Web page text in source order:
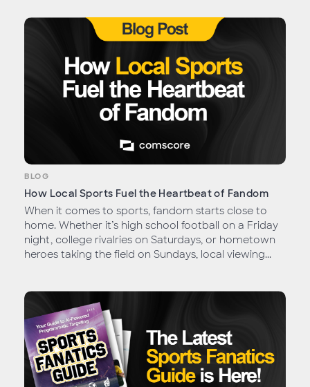
BLOG
How Local Sports Fuel the Heartbeat of Fandom
When it comes to sports, fandom starts close to
home. Whether it’s high school football on a Friday
night, college rivalries on Saturdays, or hometown
heroes taking the field on Sundays, local viewing...